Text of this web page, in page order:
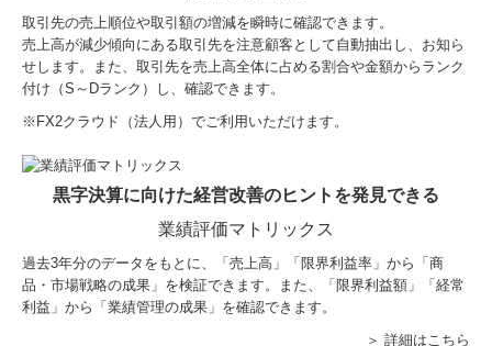
取引先の売上順位や取引額の増減を瞬時に確認できます。
売上高が減少傾向にある取引先を注意顧客として自動抽出し、お知ら
せします。また、取引先を売上高全体に占める割合や金額からランク
付け（S～Dランク）し、確認できます。
※FX2クラウド（法人用）でご利用いただけます。
黒字決算に向けた経営改善のヒントを発見できる
業績評価マトリックス
過去3年分のデータをもとに、「売上高」「限界利益率」から「商
品・市場戦略の成果」を検証できます。また、「限界利益額」「経常
利益」から「業績管理の成果」を確認できます。
＞ 詳細はこちら